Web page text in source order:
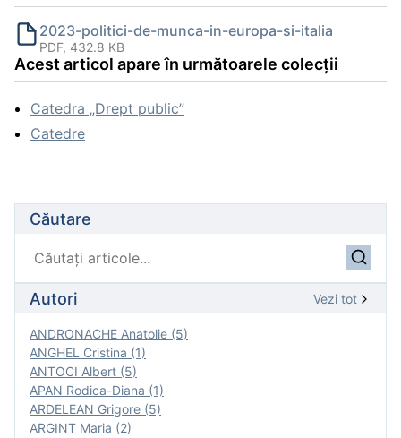
2023-politici-de-munca-in-europa-si-italia
PDF, 432.8 KB
Acest articol apare în următoarele colecții
Catedra „Drept public”
Catedre
Căutare
Autori Vezi tot
ANDRONACHE Anatolie (5)
ANGHEL Cristina (1)
ANTOCI Albert (5)
APAN Rodica-Diana (1)
ARDELEAN Grigore (5)
ARGINT Maria (2)